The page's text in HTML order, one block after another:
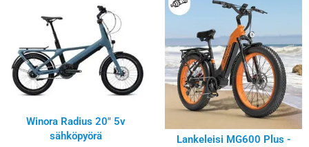
Winora Radius 20″ 5v
sähköpyörä
Lankeleisi MG600 Plus -